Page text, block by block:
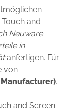
and
Neuware
in
anfertigen. Für
von
.
and Screen